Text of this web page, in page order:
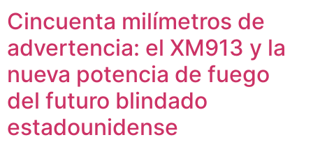
Cincuenta milímetros de
advertencia: el XM913 y la
nueva potencia de fuego
del futuro blindado
estadounidense